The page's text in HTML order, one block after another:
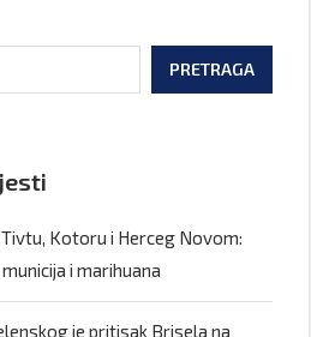
PRETRAGA
Kotoru i Herceg Novom:
i marihuana
je pritisak Brisela na